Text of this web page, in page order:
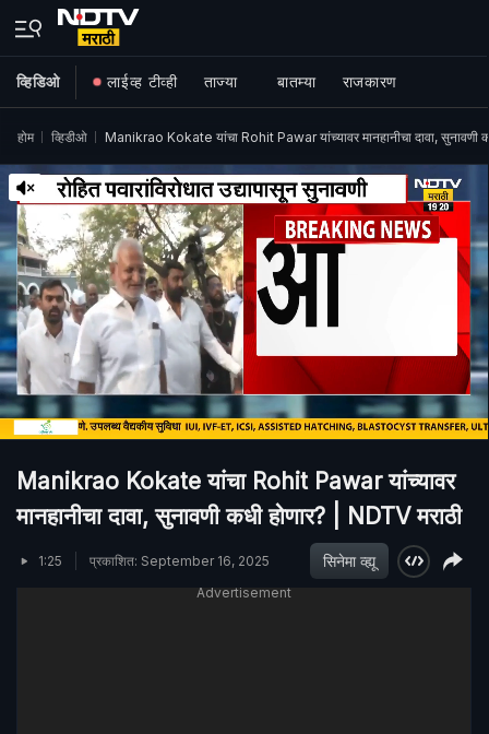
व्हिडिओ लाईव्ह टीव्ही ताज्या बातम्या राजकारण
होम व्हिडीओ Manikrao Kokate यांचा Rohit Pawar यांच्यावर मानहानीचा दावा, सुनावणी
Manikrao Kokate यांचा Rohit Pawar यांच्यावर
मानहानीचा दावा, सुनावणी कधी होणार? | NDTV मराठी
1:25 प्रकाशित: September 16, 2025 सिनेमा व्ह्यू
Advertisement